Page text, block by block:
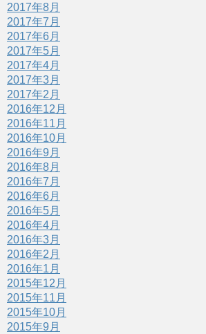
2017年8月
2017年7月
2017年6月
2017年5月
2017年4月
2017年3月
2017年2月
2016年12月
2016年11月
2016年10月
2016年9月
2016年8月
2016年7月
2016年6月
2016年5月
2016年4月
2016年3月
2016年2月
2016年1月
2015年12月
2015年11月
2015年10月
2015年9月